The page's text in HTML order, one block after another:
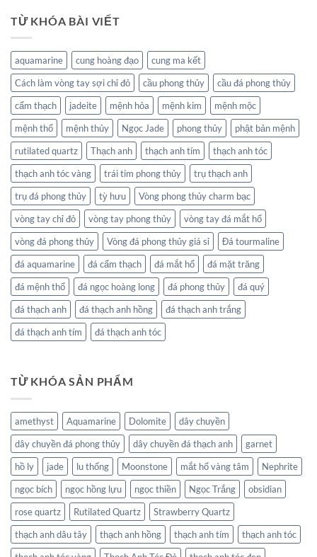
TỪ KHÓA BÀI VIẾT
aquamarine cung hoàng đạo
cung ma kết
Cách làm vòng tay sợi chỉ đỏ
cầu phong thủy
cầu đá phong thủy
cẩm thạch
jadeite mệnh hỏa mệnh kim
mệnh mộc
mệnh thổ
mệnh thủy Ngọc Jade phong thủy
phật bản mệnh
rutilated quartz
Thạch anh thạch anh tím
thạch anh tóc
thạch anh tóc vàng
trái tim phong thủy
trụ thạch anh
trụ đá phong thủy
tỳ hưu
Vòng phong thủy charm bạc
vòng tay chỉ đỏ
vòng tay phong thủy
vòng tay đá mắt hổ
vòng đá phong thủy
Vòng đá phong thủy giá sỉ
Đá tourmaline
đá aquamarine
đá cẩm thạch đá mắt hổ
đá mặt trăng
đá mệnh thổ
đá ngọc hoàng long đá phong thủy
đá quý
đá thạch anh
đá thạch anh hồng
đá thạch anh trắng
đá thạch anh tím
đá thạch anh tóc
TỪ KHÓA SẢN PHẨM
amethyst Aquamarine Dolomite
dây chuyền
dây chuyền đá phong thủy
dây chuyền đá thạch anh
garnet
hồ ly
jade lu thống Moonstone mắt hổ vàng tâm
Nephrite
ngọc bích
ngọc hồng lựu ngọc thiền Ngọc Trắng
obsidian
rose quartz
Rutilated Quartz
Strawberry Quartz
thạch anh dâu tây
thạch anh hồng thạch anh tím
thạch anh tóc